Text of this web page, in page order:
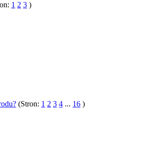
1 2 3 )
(Stron: 1 2 3 4 ... 16 )